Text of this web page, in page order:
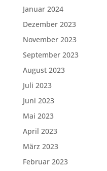
Januar 2024
Dezember 2023
November 2023
September 2023
August 2023
Juli 2023
Juni 2023
Mai 2023
April 2023
März 2023
Februar 2023